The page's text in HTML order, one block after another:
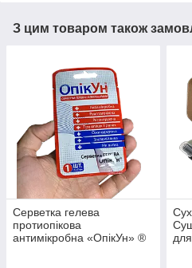
З цим товаром також
Серветка гелева
протиопікова
антимікробна «ОпікУн» ®